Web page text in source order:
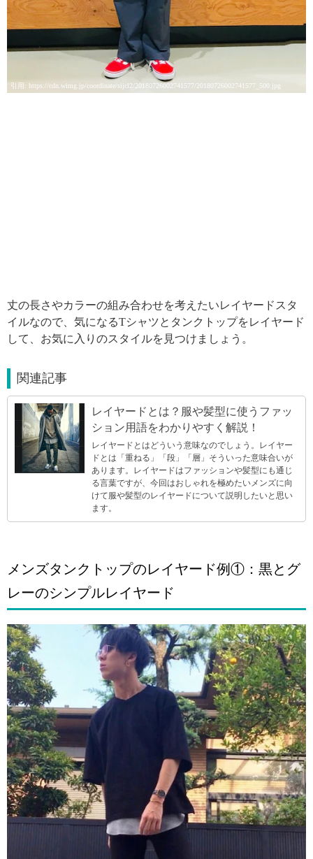
引用: https://cdn.wimg.jp/coordinate/sijcl2/20180726002741577/20180726002741577_500.jpg
丈の長さやカラーの組み合わせを考えたいレイヤードスタ
イルなので、気になるTシャツとタンクトップをレイヤード
して、お気に入りのスタイルを見つけましょう。
関連記事
レイヤードとは？服や髪型に使うファッ
ション用語をわかりやすく解説！
レイヤードとはどういう意味なのでしょう。レイヤー
ドとは「重ねる」「段」「層」そういった意味合いが
あります。レイヤードはファッションや髪型にも通じ
る言葉ですが、今回はおしゃれを極めたいメンズに向
けて服や髪型のレイヤードについて説明したいと思い
ます。
メンズタンクトップのレイヤード例①：黒とグ
レーのシンプルレイヤード